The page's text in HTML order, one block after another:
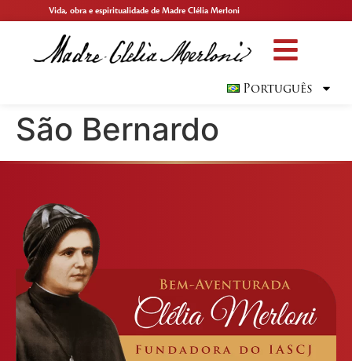
Vida, obra e espiritualidade de Madre Clélia Merloni
Português
São Bernardo